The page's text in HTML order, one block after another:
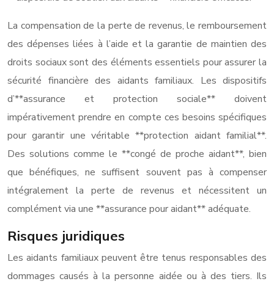
La compensation de la perte de revenus, le remboursement
des dépenses liées à l’aide et la garantie de maintien des
droits sociaux sont des éléments essentiels pour assurer la
sécurité financière des aidants familiaux. Les dispositifs
d’**assurance et protection sociale** doivent
impérativement prendre en compte ces besoins spécifiques
pour garantir une véritable **protection aidant familial**.
Des solutions comme le **congé de proche aidant**, bien
que bénéfiques, ne suffisent souvent pas à compenser
intégralement la perte de revenus et nécessitent un
complément via une **assurance pour aidant** adéquate.
Risques juridiques
Les aidants familiaux peuvent être tenus responsables des
dommages causés à la personne aidée ou à des tiers. Ils